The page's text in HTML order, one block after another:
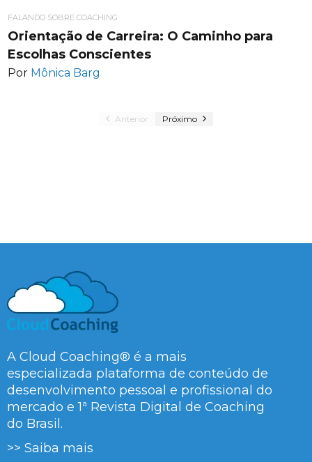
FALANDO SOBRE COACHING
Orientação de Carreira: O Caminho para
Escolhas Conscientes
Por Mônica Barg
Anterior Próximo
A Cloud Coaching® é a mais
especializada plataforma de conteúdo de
desenvolvimento pessoal e profissional do
mercado e 1ª Revista Digital de Coaching
do Brasil.
>> Saiba mais